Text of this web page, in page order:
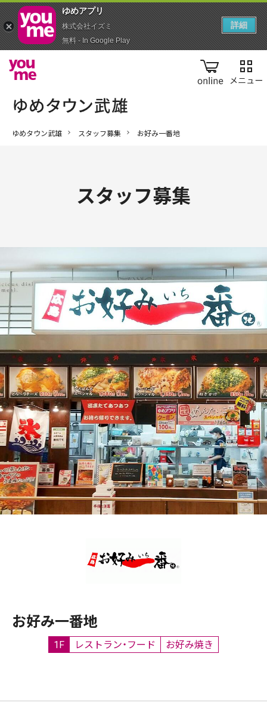
online
ゆめタウン武雄 スタッフ募集 お好み一番地
スタッフ募集
お好み一番地
1F レストラン・フード お好み焼き
ゆめアプ‪リ‬
株式会社イズミ
無料 - In Google Play
詳細